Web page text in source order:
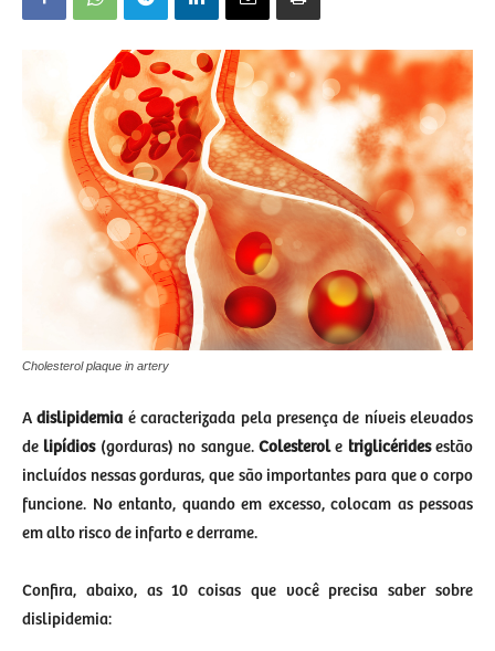
Cholesterol plaque in artery
Adislipidemia é caracterizada pela presença de níveis elevados
de lipídios(gorduras) no sangue. Colesterole triglicéridesestão
incluídos nessas gorduras, que são importantes para que o corpo
funcione. No entanto, quando em excesso, colocam as pessoas
em alto risco de infarto e derrame.
Confira, abaixo, as 10 coisas que você precisa saber sobre
dislipidemia: